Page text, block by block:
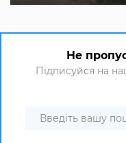
Не
Підписуйся на